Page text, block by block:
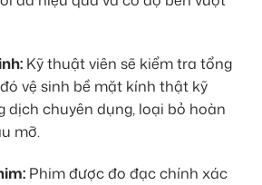
Kỹ thuật viên sẽ kiểm tra tổng
vệ sinh bề mặt kính thật kỹ
dịch chuyên dụng, loại bỏ hoàn
mỡ.
Phim được đo đạc chính xác